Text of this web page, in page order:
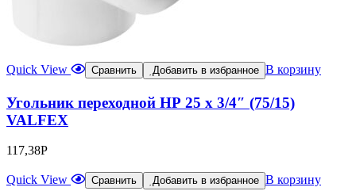
Quick View Сравнить Добавить в избранное В корзину
Угольник переходной НР 25 х 3/4″ (75/15)
VALFEX
117,38Р
Quick View Сравнить Добавить в избранное В корзину